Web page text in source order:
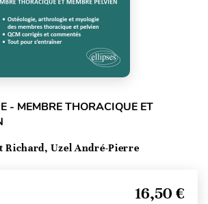
- MEMBRE THORACIQUE ET
Richard, Uzel André-Pierre
16,50 €